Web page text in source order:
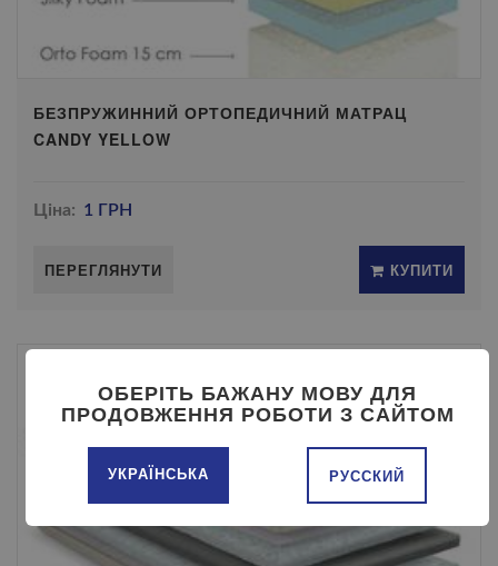
БЕЗПРУЖИННИЙ ОРТОПЕДИЧНИЙ МАТРАЦ
CANDY YELLOW
Ціна: 1 ГРН
ПЕРЕГЛЯНУТИ КУПИТИ
ОБЕРІТЬ БАЖАНУ МОВУ ДЛЯ
ПРОДОВЖЕННЯ РОБОТИ З САЙТОМ
УКРАЇНСЬКА РУССКИЙ